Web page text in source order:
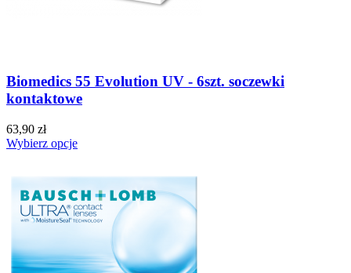
Biomedics 55 Evolution UV - 6szt. soczewki
kontaktowe
63,90 zł
Wybierz opcje